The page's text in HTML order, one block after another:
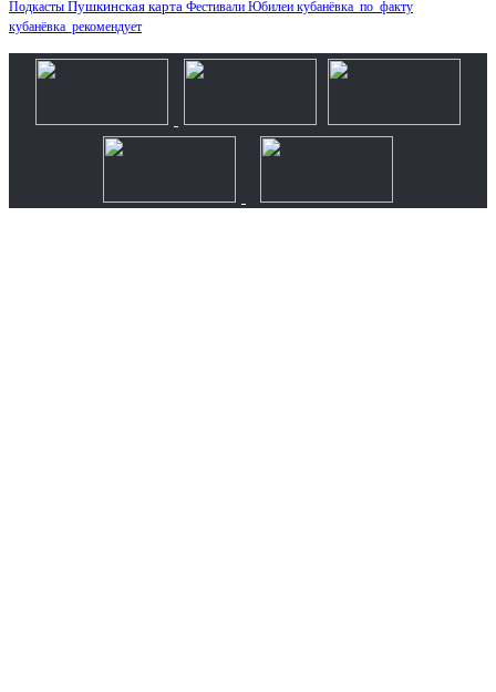
Подкасты Пушкинская карта Фестивали Юбилеи кубанёвка_по_факту
кубанёвка_рекомендует